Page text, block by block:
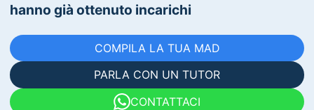
hanno già ottenuto incarichi
COMPILA LA TUA MAD
PARLA CON UN TUTOR
CONTATTACI